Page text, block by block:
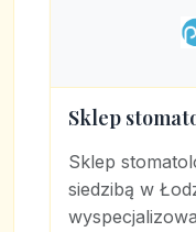
Sklep
Sklep
siedzibą w